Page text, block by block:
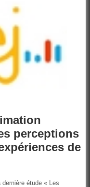
perceptions
de
dernière étude « Les